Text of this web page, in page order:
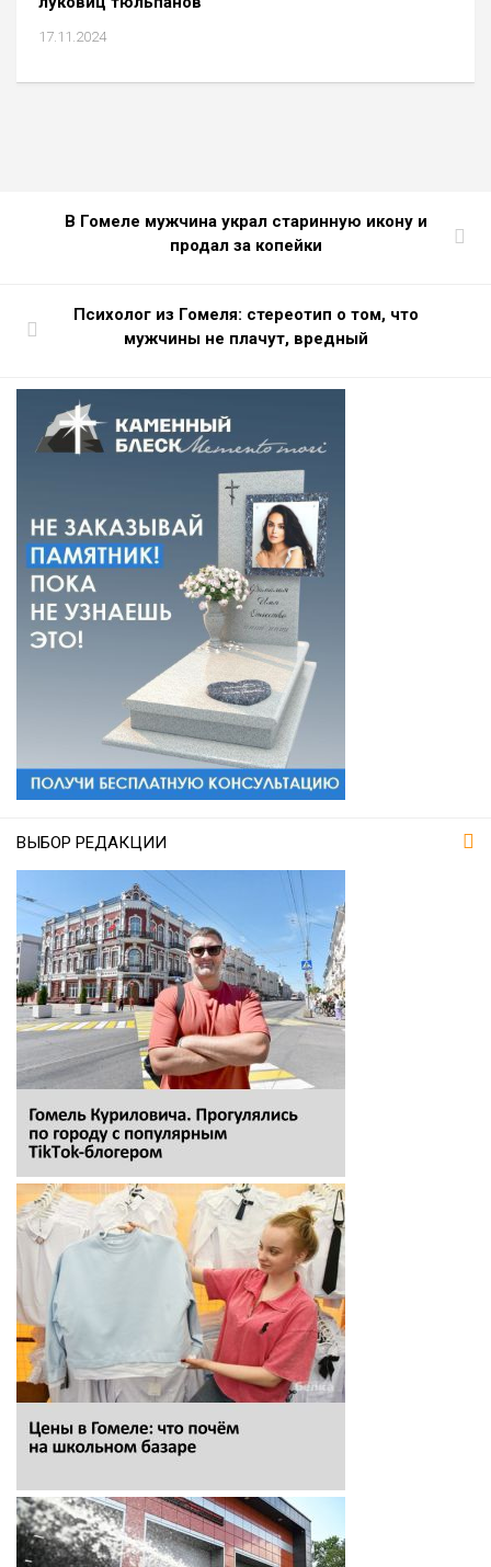
17.11.2024
В Гомеле мужчина украл старинную икону и
продал за копейки
Психолог из Гомеля: стереотип о том, что
мужчины не плачут, вредный
ВЫБОР РЕДАКЦИИ